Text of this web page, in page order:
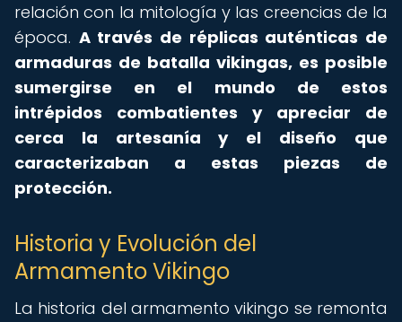
relación con la mitología y las creencias de la
época. A través de réplicas auténticas de
armaduras de batalla vikingas, es posible
sumergirse en el mundo de estos
intrépidos combatientes y apreciar de
cerca la artesanía y el diseño que
caracterizaban a estas piezas de
protección.
Historia y Evolución del
Armamento Vikingo
La historia del armamento vikingo se remonta